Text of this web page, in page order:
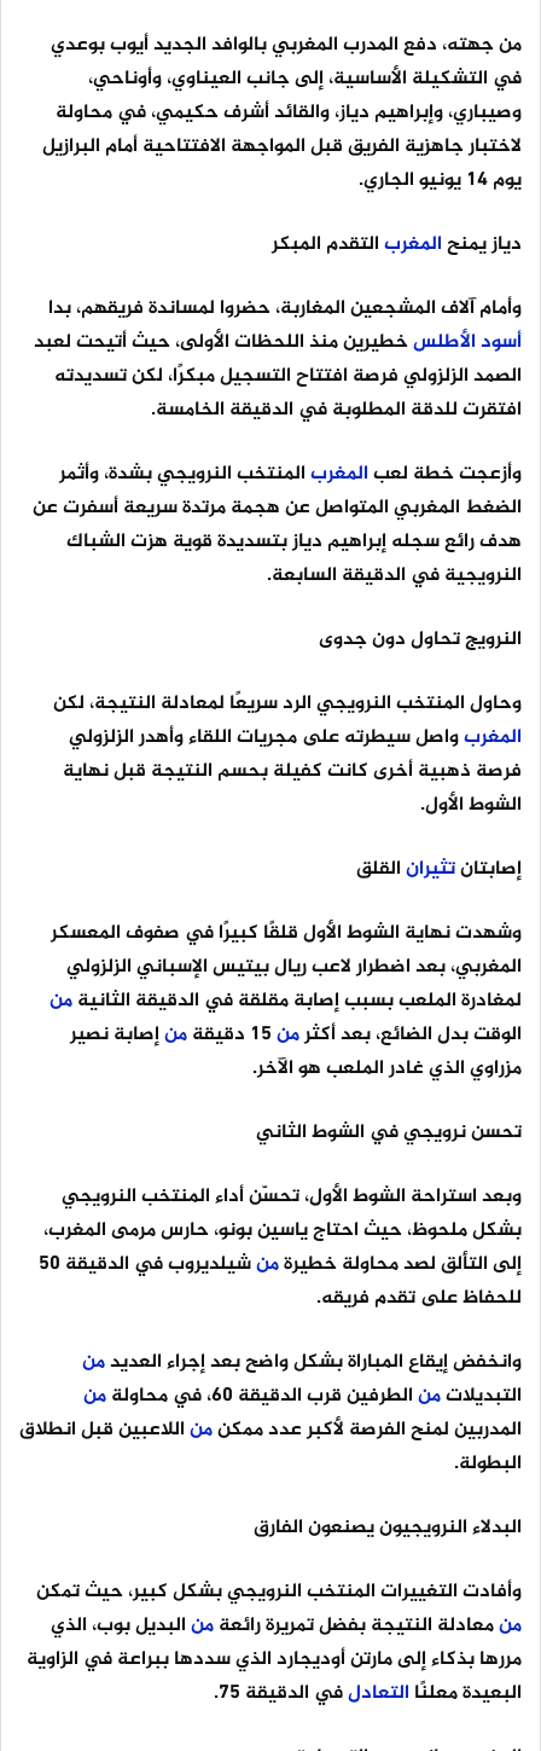
من جهته، دفع المدرب المغربي بالوافد الجديد أيوب بوعدي
في التشكيلة الأساسية، إلى جانب العيناوي، وأوناحي،
وصيباري، وإبراهيم دياز، والقائد أشرف حكيمي، في محاولة
لاختبار جاهزية الفريق قبل المواجهة الافتتاحية أمام البرازيل
يوم 14 يونيو الجاري.
دياز يمنحالمغربالتقدم المبكر
وأمام آلاف المشجعين المغاربة، حضروا لمساندة فريقهم، بدا
أسودالأطلسخطيرين منذ اللحظات الأولى، حيث أتيحت لعبد
الصمد الزلزولي فرصة افتتاح التسجيل مبكرًا، لكن تسديدته
افتقرت للدقة المطلوبة في الدقيقة الخامسة.
وأزعجت خطة لعبالمغربالمنتخب النرويجي بشدة، وأثمر
الضغط المغربي المتواصل عن هجمة مرتدة سريعة أسفرت عن
هدف رائع سجله إبراهيم دياز بتسديدة قوية هزت الشباك
النرويجية في الدقيقة السابعة.
النرويج تحاول دون جدوى
وحاول المنتخب النرويجي الرد سريعًا لمعادلة النتيجة، لكن
المغربواصل سيطرته على مجريات اللقاء وأهدر الزلزولي
فرصة ذهبية أخرى كانت كفيلة بحسم النتيجة قبل نهاية
الشوط الأول.
إصابتانتثيرانالقلق
وشهدت نهاية الشوط الأول قلقًا كبيرًا في صفوف المعسكر
المغربي، بعد اضطرار لاعب ريال بيتيس الإسباني الزلزولي
لمغادرة الملعب بسبب إصابة مقلقة في الدقيقة الثانيةمن
الوقت بدل الضائع، بعد أكثرمن منإصابة نصير
مزراوي الذي غادر الملعب هو الآخر.
تحسن نرويجي في الشوط الثاني
وبعد استراحة الشوط الأول، تحسّن أداء المنتخب النرويجي
بشكل ملحوظ، حيث احتاج ياسين بونو، حارس مرمى المغرب،
إلى التألق لصد محاولة خطيرةمن
شيلديروب في الدقيقة 50
للحفاظ على تقدم فريقه.
وانخفض إيقاع المباراة بشكل واضح بعد إجراء العديدمن
التبديلاتمنالطرفين قرب الدقيقة 60، في محاولة
من
المدربين لمنح الفرصة لأكبر عدد ممكنمناللاعبين قبل انطلاق
البطولة.
البدلاء النرويجيون يصنعون الفارق
وأفادت التغييرات المنتخب النرويجي بشكل كبير، حيث تمكن
منمعادلة النتيجة بفضل تمريرة رائعةمنالبديل بوب، الذي
مررها بذكاء إلى مارتن أوديجارد الذي سددها ببراعة في الزاوية
البعيدة معلنًا التعادلفي الدقيقة 75.